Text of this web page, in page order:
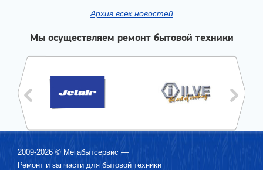
Архив всех новостей
Мы осуществляем ремонт бытовой техники
2009-2026 © Мегабытсервис —
Ремонт и запчасти для бытовой техники